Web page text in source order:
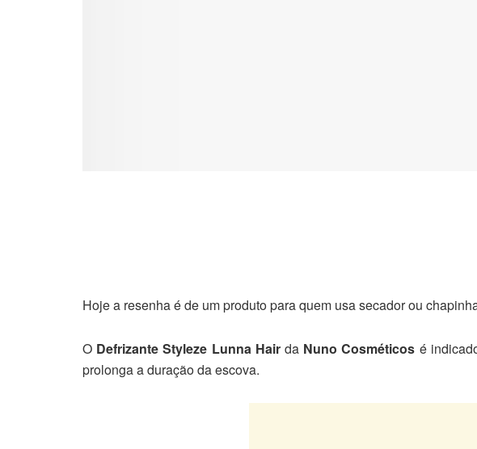
Hoje a resenha é de um produto para quem usa secador ou
O Defrizante Styleze Lunna Hairda Nuno Cosméticos é
prolonga a duração da escova.